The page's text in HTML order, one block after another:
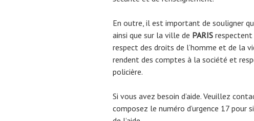
En outre, il est important de souligner
ainsi que sur la ville de PARIS respectent
respect des droits de l’homme et de la
rendent des comptes à la société et
policière.
Si vous avez besoin d’aide. Veuillez
composez le numéro d’urgence 17 pour